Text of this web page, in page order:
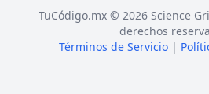
TuCódigo.mx © 2026 Science
derechos
Términos de Servicio |